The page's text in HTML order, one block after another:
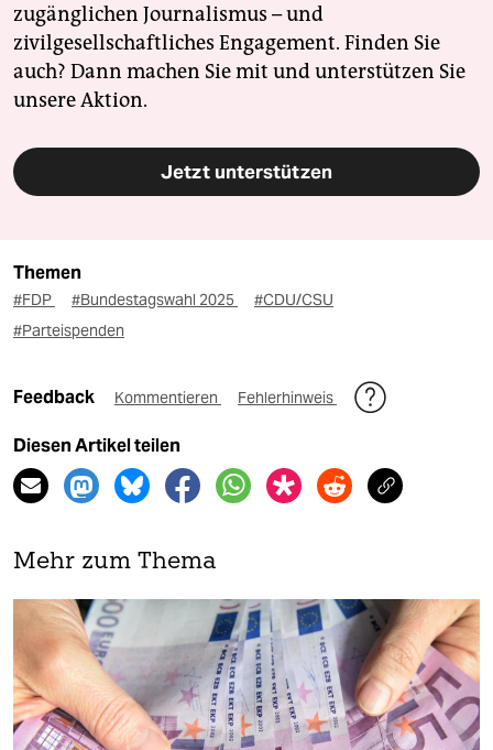
zugänglichen Journalismus – und
zivilgesellschaftliches Engagement. Finden Sie
auch? Dann machen Sie mit und unterstützen Sie
unsere Aktion.
Jetzt unterstützen
Themen
#FDP #Bundestagswahl 2025
#CDU/CSU
#Parteispenden
Feedback Kommentieren Fehlerhinweis
Diesen Artikel teilen
Mehr zum Thema